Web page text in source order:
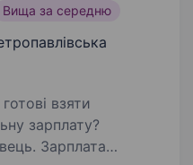
Вища за середню
взяти
Зарплата